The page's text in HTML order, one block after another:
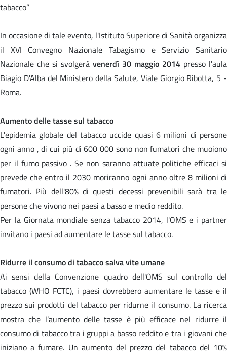
tabacco”
In occasione di tale evento, l'Istituto Superiore di Sanità organizza
il XVI Convegno Nazionale Tabagismo e Servizio Sanitario
Nazionale che si svolgerà venerdì 30 maggio 2014 presso l'aula
Biagio D'Alba del Ministero della Salute, Viale Giorgio Ribotta, 5 -
Roma.
Aumento delle tasse sul tabacco
L'epidemia globale del tabacco uccide quasi 6 milioni di persone
ogni anno , di cui più di 600 000 sono non fumatori che muoiono
per il fumo passivo . Se non saranno attuate politiche efficaci si
prevede che entro il 2030 moriranno ogni anno oltre 8 milioni di
fumatori. Più dell'80% di questi decessi prevenibili sarà tra le
persone che vivono nei paesi a basso e medio reddito.
Per la Giornata mondiale senza tabacco 2014, l'OMS e i partner
invitano i paesi ad aumentare le tasse sul tabacco.
Ridurre il consumo di tabacco salva vite umane
Ai sensi della Convenzione quadro dell'OMS sul controllo del
tabacco (WHO FCTC), i paesi dovrebbero aumentare le tasse e il
prezzo sui prodotti del tabacco per ridurne il consumo. La ricerca
mostra che l’aumento delle tasse è più efficace nel ridurre il
consumo di tabacco tra i gruppi a basso reddito e tra i giovani che
iniziano a fumare. Un aumento del prezzo del tabacco del 10%